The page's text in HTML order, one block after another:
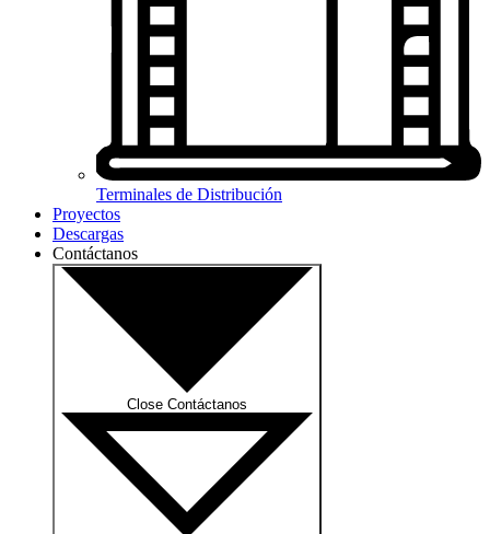
Terminales de Distribución
Proyectos
Descargas
Contáctanos
Close Contáctanos